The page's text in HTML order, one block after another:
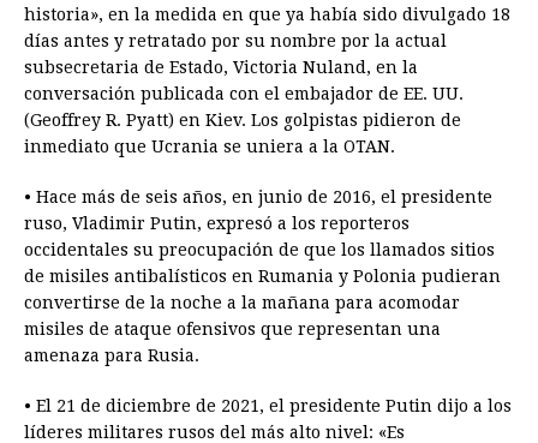
historia», en la medida en que ya había sido divulgado 18
días antes y retratado por su nombre por la actual
subsecretaria de Estado, Victoria Nuland, en la
conversación publicada con el embajador de EE. UU.
(Geoffrey R. Pyatt) en Kiev. Los golpistas pidieron de
inmediato que Ucrania se uniera a la OTAN.
• Hace más de seis años, en junio de 2016, el presidente
ruso, Vladimir Putin, expresó a los reporteros
occidentales su preocupación de que los llamados sitios
de misiles antibalísticos en Rumania y Polonia pudieran
convertirse de la noche a la mañana para acomodar
misiles de ataque ofensivos que representan una
amenaza para Rusia.
• El 21 de diciembre de 2021, el presidente Putin dijo a los
líderes militares rusos del más alto nivel: «Es